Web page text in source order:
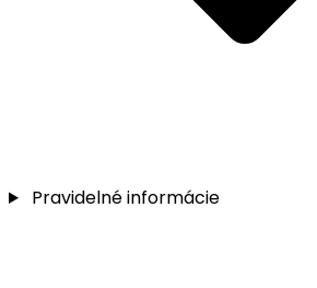
Pravidelné informácie